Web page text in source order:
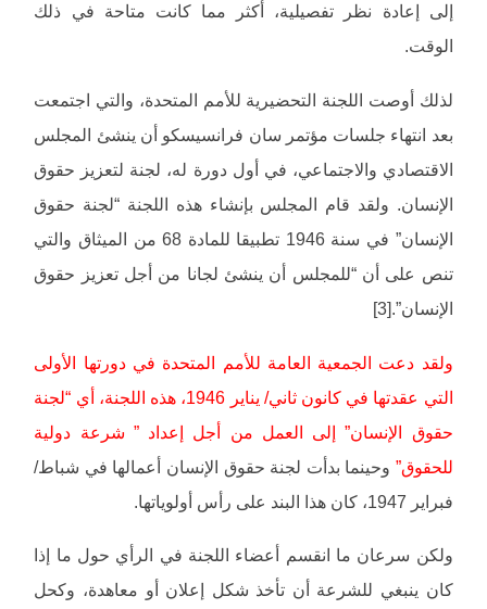
إلى إعادة نظر تفصيلية، أكثر مما كانت متاحة في ذلك
الوقت.
لذلك أوصت اللجنة التحضيرية للأمم المتحدة، والتي اجتمعت
بعد انتهاء جلسات مؤتمر سان فرانسيسكو أن ينشئ المجلس
الاقتصادي والاجتماعي، في أول دورة له، لجنة لتعزيز حقوق
الإنسان. ولقد قام المجلس بإنشاء هذه اللجنة “لجنة حقوق
الإنسان” في سنة 1946 تطبيقا للمادة 68 من الميثاق والتي
تنص على أن “للمجلس أن ينشئ لجانا من أجل تعزيز حقوق
الإنسان”.[3]
ولقد دعت الجمعية العامة للأمم المتحدة في دورتها الأولى
التي عقدتها في كانون ثاني/ يناير 1946، هذه اللجنة، أي “لجنة
حقوق الإنسان” إلى العمل من أجل إعداد ” شرعة دولية
للحقوق” وحينما بدأت لجنة حقوق الإنسان أعمالها في شباط/
فبراير 1947، كان هذا البند على رأس أولوياتها.
ولكن سرعان ما انقسم أعضاء اللجنة في الرأي حول ما إذا
كان ينبغي للشرعة أن تأخذ شكل إعلان أو معاهدة، وكحل